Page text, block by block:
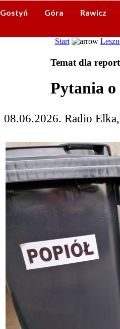
Gostyń Góra Rawicz
Start
Temat dla
Pytania o
08.06.2026. Radio